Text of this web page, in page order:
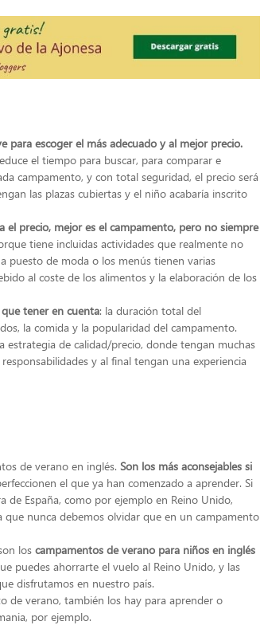
para escoger el más adecuado y al mejor precio.
el tiempo para buscar, para comparar e
campamento, y con total seguridad, el precio será
las plazas cubiertas y el niño acabaría inscrito
el precio, mejor es el campamento, pero no siempre
tiene incluidas actividades que realmente no
puesto de moda o los menús tienen varias
al coste de los alimentos y la elaboración de los
tener en cuenta: la duración total del
la comida y la popularidad del campamento.
estrategia de calidad/precio, donde tengan muchas
y al final tengan una experiencia
de verano en inglés. Son los más aconsejables si
el que ya han comenzado a aprender. Si
de España, como por ejemplo en Reino Unido,
nunca debemos olvidar que en un campamento
los campamentos de verano para niños en inglés
puedes ahorrarte el vuelo al Reino Unido, y las
disfrutamos en nuestro país.
de verano, también los hay para aprender o
por ejemplo.